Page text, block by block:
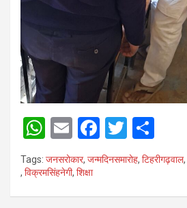
W
h
at
s
E
m
ail
F
a
ce
b
T
wi
tt
er
h
ar
e
Tags: जनसरोकार, जन्मदिनसमारोह, टिहरीगढ़वाल,
, विक्रमसिंहनेगी, शिक्षा